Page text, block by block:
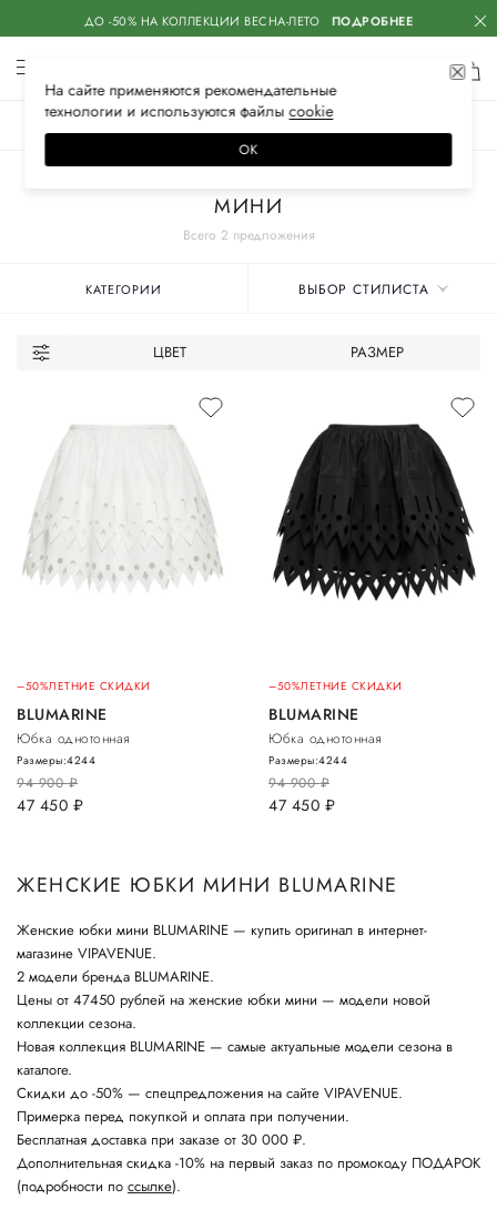
ДО -50% НА КОЛЛЕКЦИИ ВЕСНА-ЛЕТО ПОДРОБНЕЕ
Всего 2 предложения
МИНИ
КАТЕГОРИИ ВЫБОР СТИЛИСТА
ЦВЕТ РАЗМЕР
–50%ЛЕТНИЕ СКИДКИ
BLUMARINE
Юбка однотонная
94 900руб.
47 450 руб.
Размеры:4244
–50%ЛЕТНИЕ СКИДКИ
BLUMARINE
Юбка однотонная
94 900руб.
47 450 руб.
Размеры:4244
ЖЕНСКИЕ ЮБКИ МИНИ BLUMARINE
Женские юбки мини BLUMARINE — купить оригинал в интернет-
магазине VIPAVENUE.
2 модели бренда BLUMARINE.
Цены от 47450 рублей на женские юбки мини — модели новой
коллекции сезона.
Новая коллекция BLUMARINE — самые актуальные модели сезона в
каталоге.
Скидки до -50% — спецпредложения на сайте VIPAVENUE.
Примерка перед покупкой и оплата при получении.
Бесплатная доставка при заказе от 30 000 ₽.
Дополнительная скидка -10% на первый заказ по промокоду ПОДАРОК
(подробности по ссылке).
На сайте применяются рекомендательные
технологии и используются файлысооkiе
ОК